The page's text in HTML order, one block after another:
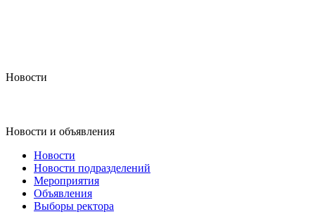
Новости
Новости и объявления
Новости
Новости подразделений
Мероприятия
Объявления
Выборы ректора